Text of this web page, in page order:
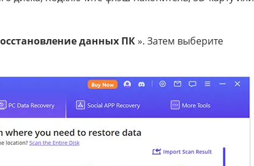
данных ПК». Затем выберите